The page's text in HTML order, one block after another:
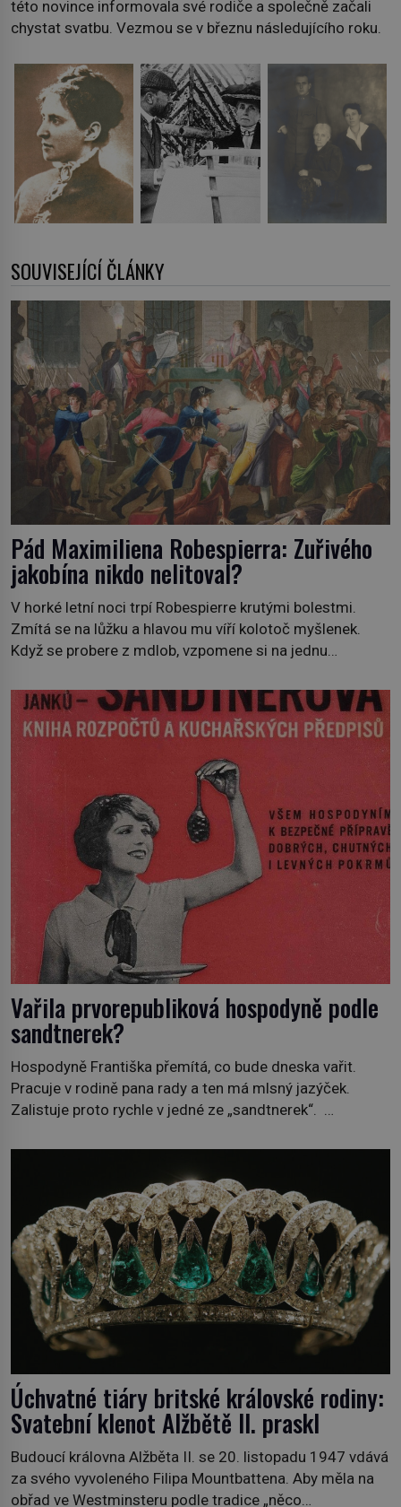
této novince informovala své rodiče a společně začali
chystat svatbu. Vezmou se v březnu následujícího roku.
SOUVISEJÍCÍ ČLÁNKY
Pád Maximiliena Robespierra: Zuřivého
jakobína nikdo nelitoval?
V horké letní noci trpí Robespierre krutými bolestmi.
Zmítá se na lůžku a hlavou mu víří kolotoč myšlenek.
Když se probere z mdlob, vzpomene si na jednu
Prorokovala mu tragický osud. Tehdy se jí vysmál.
„Robespierre to dotáhne hodně daleko,“ prohlásil o něm
jiný významný francouzský revolucionář, Honoré de
Vařila prvorepubliková hospodyně podle
sandtnerek?
Hospodyně Františka přemítá, co bude dneska vařit.
Pracuje v rodině pana rady a ten má mlsný jazýček.
Zalistuje proto rychle v jedné ze „sandtnerek“.
povzdechne si směrem ke služce, kterou má v kuchyni k
ruce. Ještě v prvních letech nové republiky fungoval kvůli
nedostatku zboží přídělový systém. […]
Úchvatné tiáry britské královské rodiny:
Svatební klenot Alžbětě II. praskl
Budoucí královna Alžběta II. se 20. listopadu 1947 vdává
za svého vyvoleného Filipa Mountbattena. Aby měla na
obřad ve Westminsteru podle tradice „něco